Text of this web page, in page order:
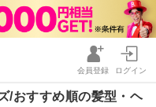
会員登録 ログイン
/おすすめ順の髪型・ヘ